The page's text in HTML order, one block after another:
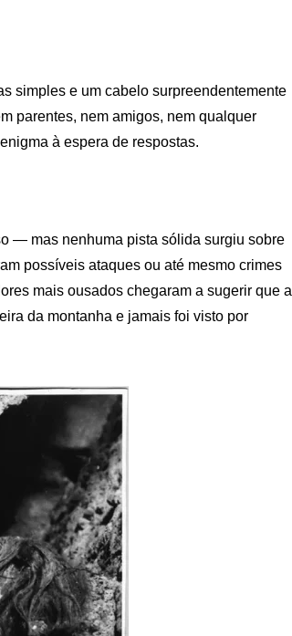
simples e um cabelo surpreendentemente
parentes, nem amigos, nem qualquer
à espera de respostas.
— mas nenhuma pista sólida surgiu sobre
possíveis ataques ou até mesmo crimes
mais ousados chegaram a sugerir que a
da montanha e jamais foi visto por